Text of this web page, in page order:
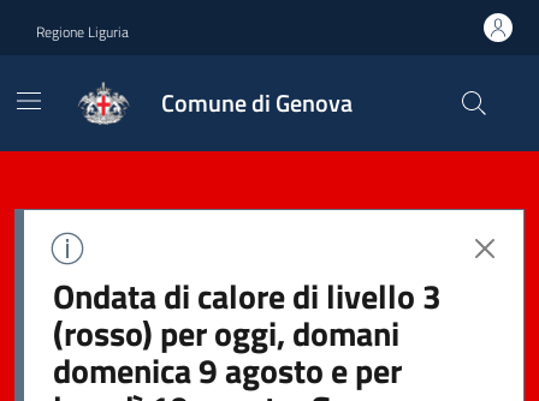
Regione Liguria
Comune di Genova
Ondata di calore di livello 3
(rosso) per oggi, domani
domenica 9 agosto e per